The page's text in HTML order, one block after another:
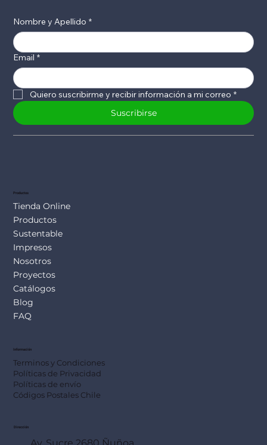
Nombre y Apellido *
Email *
Quiero suscribirme y recibir información a mi correo *
Suscribirse
Productos
Tienda Online
Productos
Sustentable
Impresos
Nosotros
Proyectos
Catálogos
Blog
FAQ
Información
Terminos y Condiciones
Políticas de Privacidad
Políticas de envío
Códigos Postales Chile
Dirección